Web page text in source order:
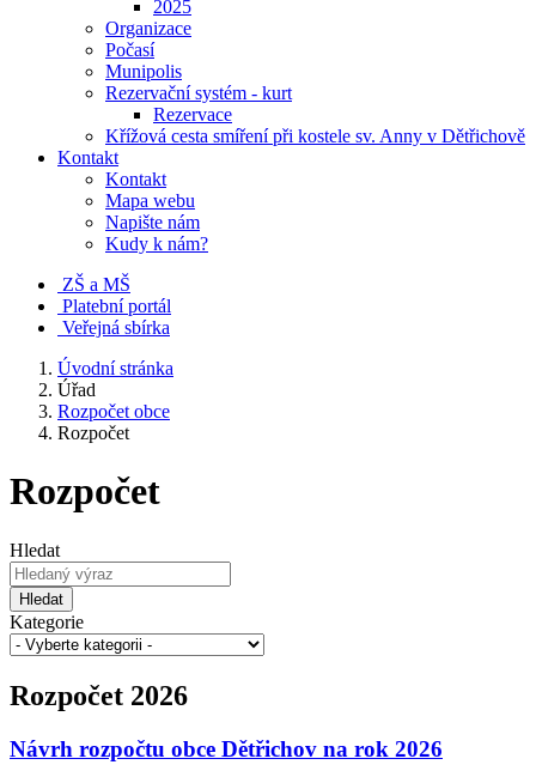
2025
Organizace
Počasí
Munipolis
Rezervační systém - kurt
Rezervace
Křížová cesta smíření při kostele sv. Anny v Dětřichově
Kontakt
Kontakt
Mapa webu
Napište nám
Kudy k nám?
ZŠ a MŠ
Platební portál
Veřejná sbírka
Úvodní stránka
Úřad
Rozpočet obce
Rozpočet
Rozpočet
Hledat
Hledat
Kategorie
Rozpočet 2026
Návrh rozpočtu obce Dětřichov na rok 2026